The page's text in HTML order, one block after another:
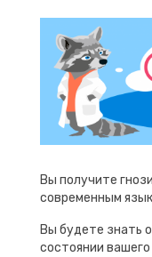
Вы получите
современным
Вы будете знать
состоянии